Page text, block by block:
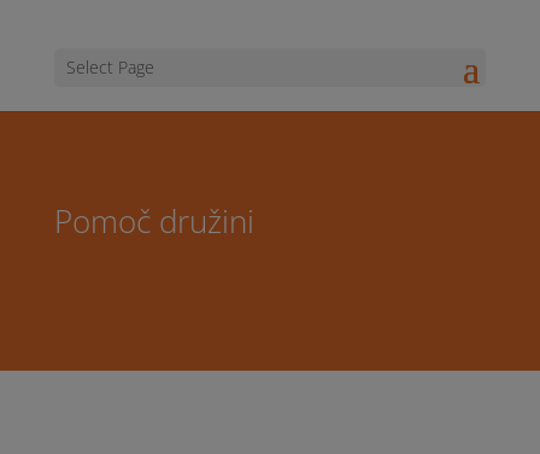
Select Page
Pomoč družini